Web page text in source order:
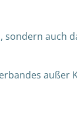
auch